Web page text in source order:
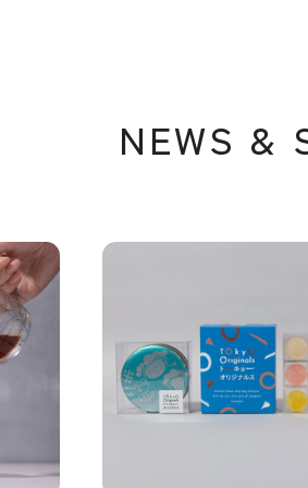
NEWS &